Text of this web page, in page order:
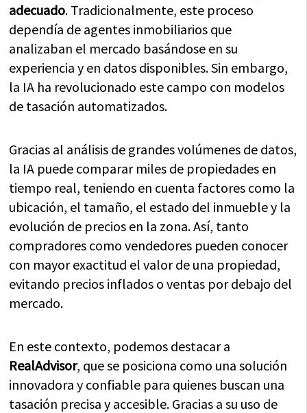
adecuado. Tradicionalmente, este proceso
dependía de agentes inmobiliarios que
analizaban el mercado basándose en su
experiencia y en datos disponibles. Sin embargo,
la IA ha revolucionado este campo con modelos
de tasación automatizados.
Gracias al análisis de grandes volúmenes de datos,
la IA puede comparar miles de propiedades en
tiempo real, teniendo en cuenta factores como la
ubicación, el tamaño, el estado del inmueble y la
evolución de precios en la zona. Así, tanto
compradores como vendedores pueden conocer
con mayor exactitud el valor de una propiedad,
evitando precios inflados o ventas por debajo del
mercado.
En este contexto, podemos destacar a
RealAdvisor, que se posiciona como una solución
innovadora y confiable para quienes buscan una
tasación precisa y accesible. Gracias a su uso de